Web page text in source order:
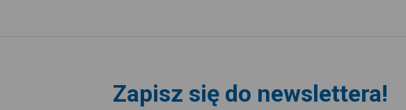
Zapisz się do newslettera!